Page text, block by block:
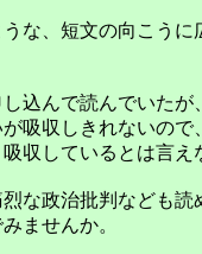
、短文の向こうに
んで読んでいたが
吸収しきれないので
収しているとは言え
な政治批判なども
ませんか。